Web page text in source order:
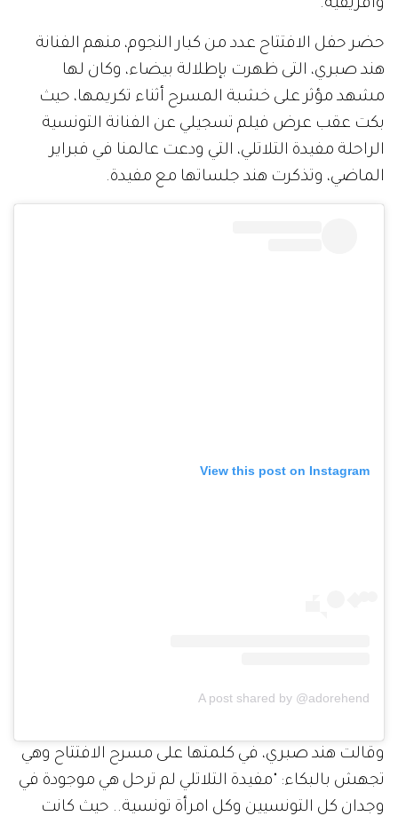
وأفريقية.
حضر حفل الافتتاح عدد من كبار النجوم، منهم الفنانة
هند صبري، التى ظهرت بإطلالة بيضاء، وكان لها
مشهد مؤثر على خشبة المسرح أثناء تكريمها، حيث
بكت عقب عرض فيلم تسجيلي عن الفنانة التونسية
الراحلة مفيدة التلاتلي، التي ودعت عالمنا في فبراير
الماضي، وتذكرت هند جلساتها مع مفيدة.
View this post on Instagram
A post shared by @adorehend
وقالت هند صبري، في كلمتها على مسرح الافتتاح وهي
تجهش بالبكاء: "مفيدة التلاتلي لم ترحل هي موجودة في
وجدان كل التونسيين وكل امرأة تونسية.. حيث كانت